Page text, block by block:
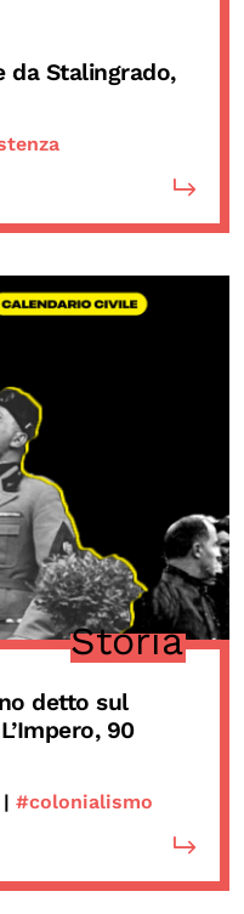
da Stalingrado,
Storia
detto sul
90
#colonialismo